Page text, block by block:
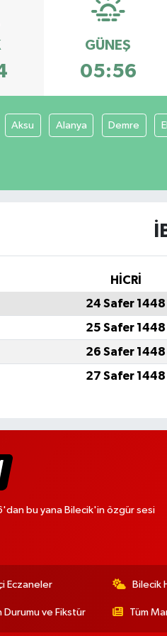
GÜNEŞ
05:56
Aksu Alanya Demre
HİCRİ
24 Safer 1448
25 Safer 1448
26 Safer 1448
27 Safer 1448
bu yana Bilecik'in özgür sesi
Eczaneler Bilecik
Durumu ve Fikstür Tüm